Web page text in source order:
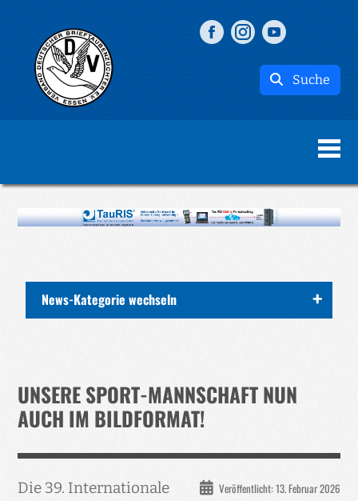
Suche
News-Kategorie wechseln
Events
UNSERE SPORT-MANNSCHAFT NUN
AUCH IM BILDFORMAT!
Veröffentlicht: 13. Februar 2026
Die 39. Internationale